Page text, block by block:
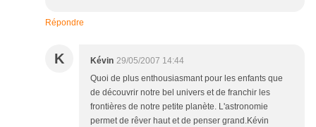
Répondre
K Kévin 29/05/2007 14:44
Quoi de plus enthousiasmant pour les enfants que
de découvrir notre bel univers et de franchir les
frontières de notre petite planète. L'astronomie
permet de rêver haut et de penser grand.Kévin